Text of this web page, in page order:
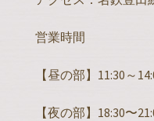
営業時間
【昼の部】11:30～
【夜の部】18:30〜